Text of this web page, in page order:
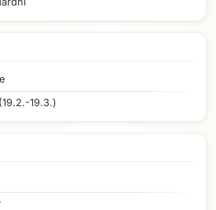
(19.2.-19.3.)